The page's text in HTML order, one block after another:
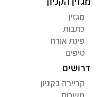
מגזין
כתבות
פינת אורח
טיפים
דרושים
קריירה בקניון